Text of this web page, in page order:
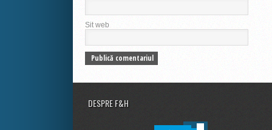
Sit web
DESPRE F&H